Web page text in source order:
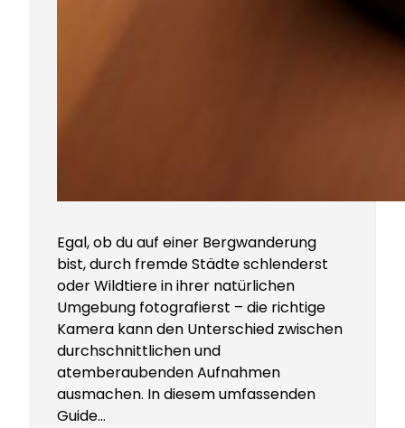
Egal, ob du auf einer Bergwanderung
bist, durch fremde Städte schlenderst
oder Wildtiere in ihrer natürlichen
Umgebung fotografierst – die richtige
Kamera kann den Unterschied zwischen
durchschnittlichen und
atemberaubenden Aufnahmen
ausmachen. In diesem umfassenden
Guide…